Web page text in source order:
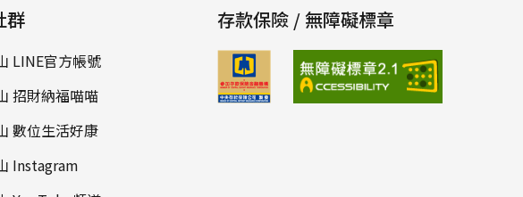
一個
實體
人同行
，超逾
每張優
4張，另
要100
卡超可
為卡友
人成行，玉山卡友享超值優惠價每人13,888元
起，前200名享搶購價12,888元起，另外再獨
享玉山紅利點數加碼優惠，每1,000點折抵100
元，讓您輕鬆享受美好旅程！玉山信用卡「松
山羽田直飛」優惠專案精選飯店如下，邀請卡
友一同體驗日本風情：．淺草VISTA飯店：兩
群
LINE官方帳號
招財納福喵喵
數位生活好康
Instagram
存款保險 / 無障礙標章